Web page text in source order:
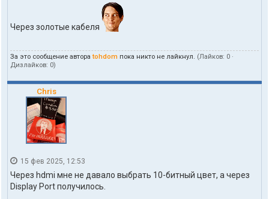
п
ь
в
h
d
o
m
Через золотые кабеля
За это сообщение автораtohdom пока никто не лайкнул. (Лайков: 0 ·
Дизлайков: 0)
Chris
15 фев 2025, 12:53
Через hdmi мне не давало выбрать 10-битный цвет, а через
Display Port получилось.